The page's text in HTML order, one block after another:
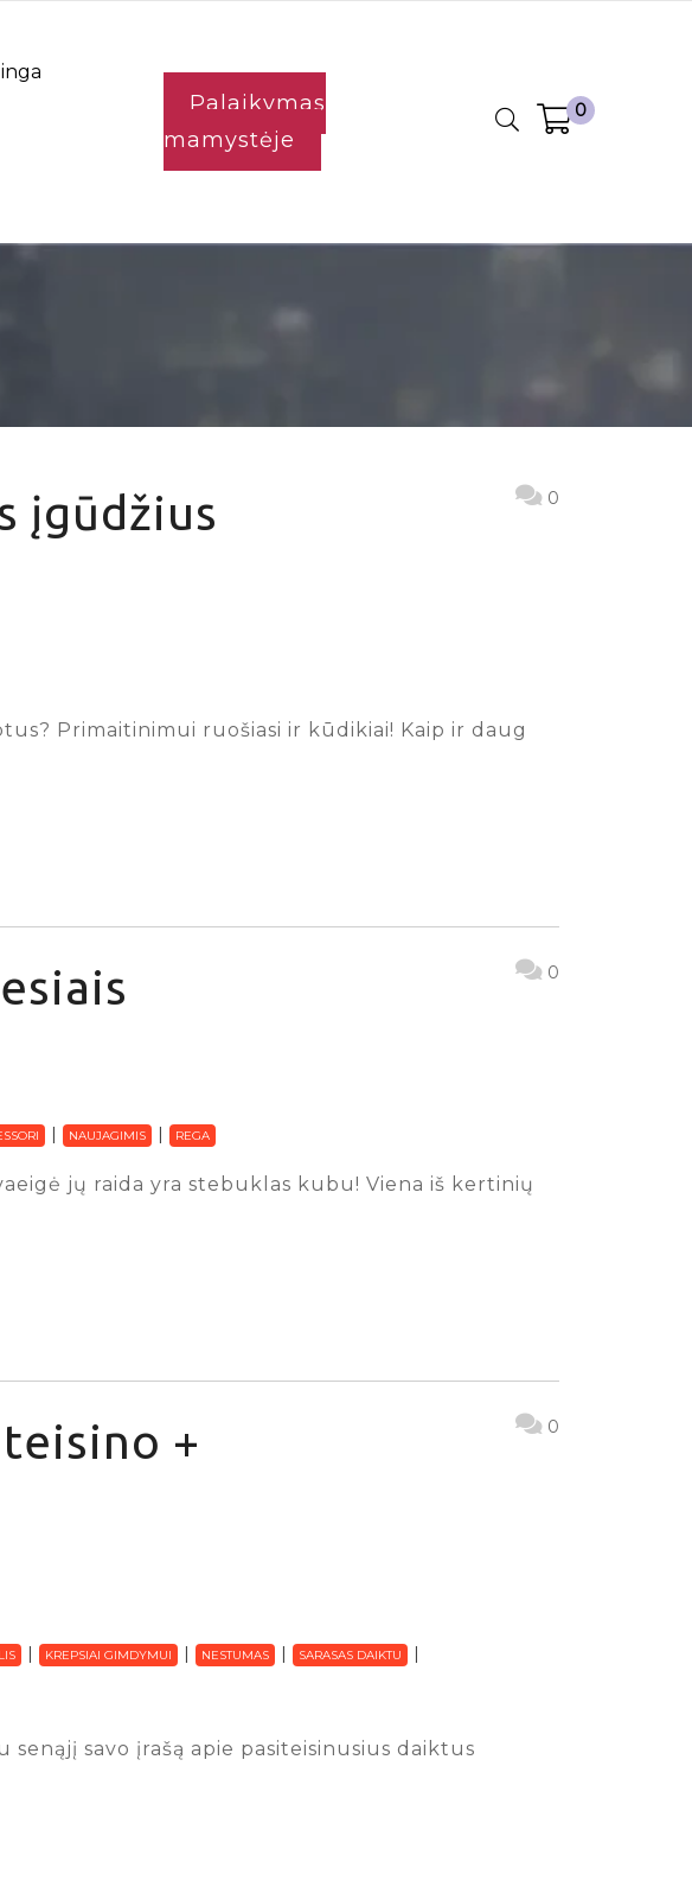
Palaikymas
mamystėje
0
įgūdžius
0
Primaitinimui ruošiasi ir kūdikiai! Kaip ir daug
0
NAUJAGIMIS REGA
jų raida yra stebuklas kubu! Viena iš kertinių
+
0
KREPSIAI GIMDYMUI NESTUMAS SARASAS DAIKTU
savo įrašą apie pasiteisinusius daiktus